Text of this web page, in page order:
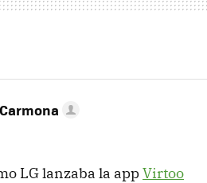
LG lanzaba la appVirtoo